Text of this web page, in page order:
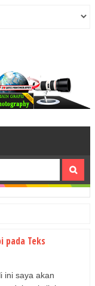
Teks
ini saya akan